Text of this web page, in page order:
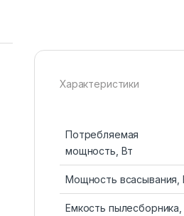
Характеристики
Потребляемая
мощность, Вт
Мощность всасывания,
Емкость пылесборника,